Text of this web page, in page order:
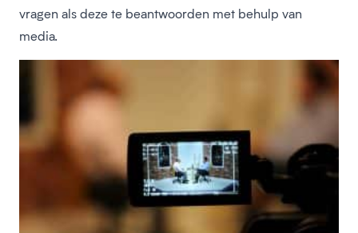
vragen als deze te beantwoorden met behulp van
media.